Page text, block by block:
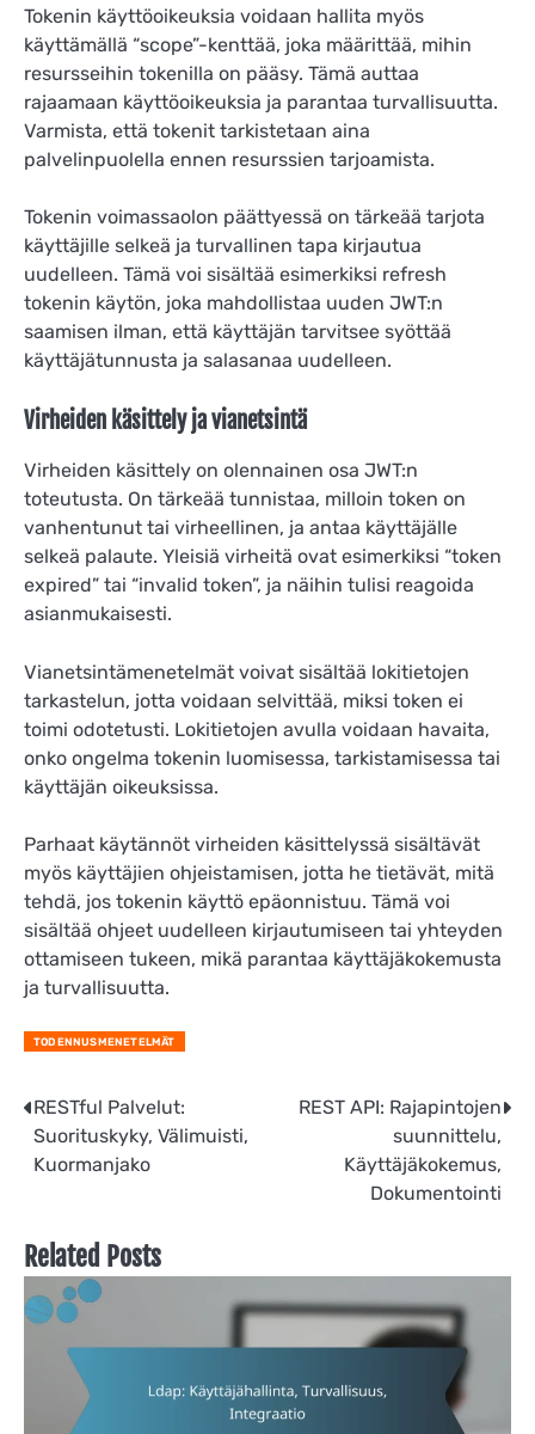
Tokenin käyttöoikeuksia voidaan hallita myös
käyttämällä “scope”-kenttää, joka määrittää, mihin
resursseihin tokenilla on pääsy. Tämä auttaa
rajaamaan käyttöoikeuksia ja parantaa turvallisuutta.
Varmista, että tokenit tarkistetaan aina
palvelinpuolella ennen resurssien tarjoamista.
Tokenin voimassaolon päättyessä on tärkeää tarjota
käyttäjille selkeä ja turvallinen tapa kirjautua
uudelleen. Tämä voi sisältää esimerkiksi refresh
tokenin käytön, joka mahdollistaa uuden JWT:n
saamisen ilman, että käyttäjän tarvitsee syöttää
käyttäjätunnusta ja salasanaa uudelleen.
Virheiden käsittely ja vianetsintä
Virheiden käsittely on olennainen osa JWT:n
toteutusta. On tärkeää tunnistaa, milloin token on
vanhentunut tai virheellinen, ja antaa käyttäjälle
selkeä palaute. Yleisiä virheitä ovat esimerkiksi “token
expired” tai “invalid token”, ja näihin tulisi reagoida
asianmukaisesti.
Vianetsintämenetelmät voivat sisältää lokitietojen
tarkastelun, jotta voidaan selvittää, miksi token ei
toimi odotetusti. Lokitietojen avulla voidaan havaita,
onko ongelma tokenin luomisessa, tarkistamisessa tai
käyttäjän oikeuksissa.
Parhaat käytännöt virheiden käsittelyssä sisältävät
myös käyttäjien ohjeistamisen, jotta he tietävät, mitä
tehdä, jos tokenin käyttö epäonnistuu. Tämä voi
sisältää ohjeet uudelleen kirjautumiseen tai yhteyden
ottamiseen tukeen, mikä parantaa käyttäjäkokemusta
ja turvallisuutta.
TODENNUSMENETELMÄT
Post
navigation
RESTful Palvelut:
Suorituskyky, Välimuisti,
Kuormanjako
REST API: Rajapintojen
suunnittelu,
Käyttäjäkokemus,
Dokumentointi
Related Posts